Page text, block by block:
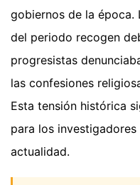
gobiernos de la época.
del periodo recogen
progresistas
las confesiones
Esta tensión histórica
para los
actualidad.